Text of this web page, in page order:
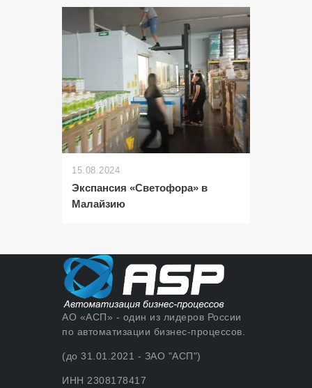
15.08.2024
Экспансия «Светофора» в
Малайзию
АО «АСП» - один из лидеров России
по автоматизации бизнес-процессов.
(до 31.01.2021 - ЗАО "АСП")
ИНН 2308178417